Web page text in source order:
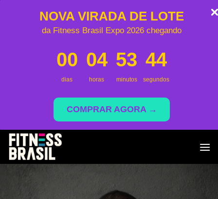
NOVA VIRADA DE LOTE
da Fitness Brasil Expo 2026 chegando
00
dias
04
horas
53
minutos
43
segundos
COMPRAR AGORA →
Skip
content